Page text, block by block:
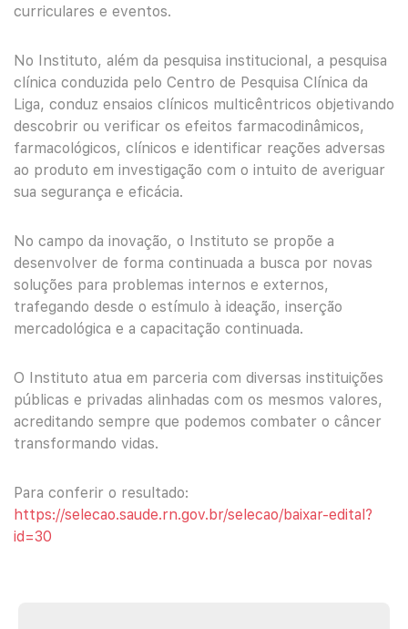
curriculares e eventos.
No Instituto, além da pesquisa institucional, a pesquisa
clínica conduzida pelo Centro de Pesquisa Clínica da
Liga, conduz ensaios clínicos multicêntricos objetivando
descobrir ou verificar os efeitos farmacodinâmicos,
farmacológicos, clínicos e identificar reações adversas
ao produto em investigação com o intuito de averiguar
sua segurança e eficácia.
No campo da inovação, o Instituto se propõe a
desenvolver de forma continuada a busca por novas
soluções para problemas internos e externos,
trafegando desde o estímulo à ideação, inserção
mercadológica e a capacitação continuada.
O Instituto atua em parceria com diversas instituições
públicas e privadas alinhadas com os mesmos valores,
acreditando sempre que podemos combater o câncer
transformando vidas.
Para conferir o resultado:
https://selecao.saude.rn.gov.br/selecao/baixar-edital?
id=30